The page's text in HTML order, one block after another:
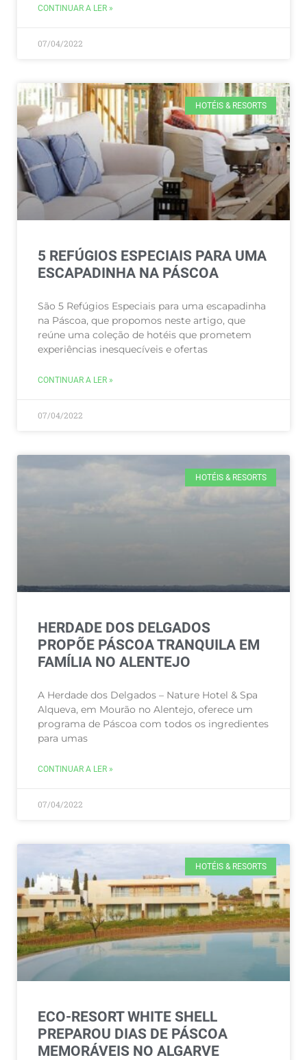
CONTINUAR A LER »
07/04/2022
HOTÉIS & RESORTS
5 REFÚGIOS ESPECIAIS PARA UMA
ESCAPADINHA NA PÁSCOA
São 5 Refúgios Especiais para uma escapadinha
na Páscoa, que propomos neste artigo, que
reúne uma coleção de hotéis que prometem
experiências inesquecíveis e ofertas
CONTINUAR A LER »
07/04/2022
HOTÉIS & RESORTS
HERDADE DOS DELGADOS
PROPÕE PÁSCOA TRANQUILA EM
FAMÍLIA NO ALENTEJO
A Herdade dos Delgados – Nature Hotel & Spa
Alqueva, em Mourão no Alentejo, oferece um
programa de Páscoa com todos os ingredientes
para umas
CONTINUAR A LER »
07/04/2022
HOTÉIS & RESORTS
ECO-RESORT WHITE SHELL
PREPAROU DIAS DE PÁSCOA
MEMORÁVEIS NO ALGARVE